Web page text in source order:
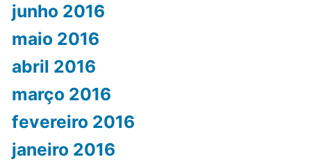
junho 2016
maio 2016
abril 2016
março 2016
fevereiro 2016
janeiro 2016